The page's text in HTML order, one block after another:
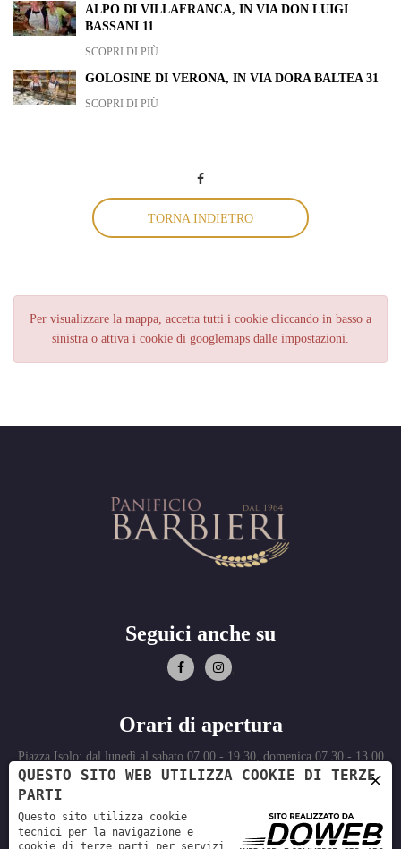
ALPO DI VILLAFRANCA, IN VIA DON LUIGI
BASSANI 11
SCOPRI DI PIÙ
GOLOSINE DI VERONA, IN VIA DORA BALTEA 31
SCOPRI DI PIÙ
TORNA INDIETRO
Per visualizzare la mappa, accetta tutti i cookie cliccando in basso a
sinistra o attiva i cookie di googlemaps dalle impostazioni.
Seguici anche su
'
Orari di apertura
Piazza Isolo: dal lunedì al sabato 07.00 - 19.30, domenica 07.30 - 13.00
Via Mondadori: dal lunedì al sabato 07.00 -13.30
Via Piave: dal lunedì al sabato 07.00 - 13.00 Domenica: dalle 7.30 -
13:00
Castello di Villafranca: dal lunedì al sabato 7:30 - 12:45
×
QUESTO SITO WEB UTILIZZA COOKIE DI TERZE
PARTI
Questo sito utilizza cookie
tecnici per la navigazione e
cookie di terze parti per servizi